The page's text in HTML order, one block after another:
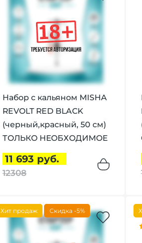
Набор с кальяном MISHA
REVOLT RED BLACK
(черный,красный, 50 см)
ТОЛЬКО НЕОБХОДИМОЕ
11 693 руб.
12308
Хит продаж Скидка -5%